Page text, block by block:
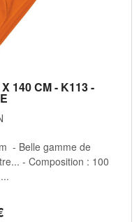
140 CM - K113 -
- Belle gamme de
- Composition : 100